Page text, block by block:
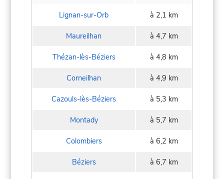
Lignan-sur-Orb à 2,1 km
Maureilhan à 4,7 km
Thézan-lès-Béziers à 4,8 km
Corneilhan à 4,9 km
Cazouls-lès-Béziers à 5,3 km
Montady à 5,7 km
Colombiers à 6,2 km
Béziers à 6,7 km